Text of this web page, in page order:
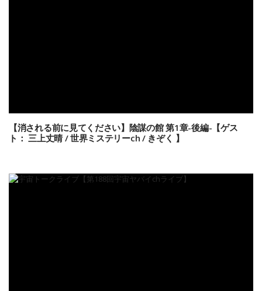
【消される前に見てください】陰謀の館 第1章-後編-【ゲス
ト： 三上丈晴 / 世界ミステリーch / きぞく 】